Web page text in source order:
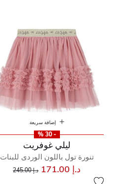
إضافة سريعة
- 30 %
ليلي غوفريت
تنورة تول باللون الوردى للبنات
د.إ 171.00 سعر مخفض مند.إ 245.00 إلى